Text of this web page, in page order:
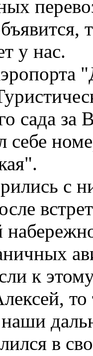
у нас.
сада
себе
с
к
то
в